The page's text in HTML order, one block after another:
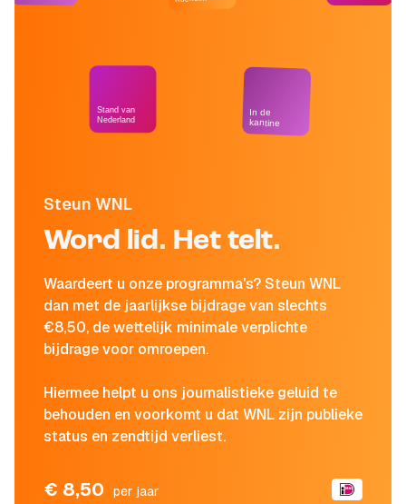
Steun WNL
Word lid. Het telt.
Waardeert u onze programma's? Steun WNL
dan met de jaarlijkse bijdrage van slechts
€8,50, de wettelijk minimale verplichte
bijdrage voor omroepen.
Hiermee helpt u ons journalistieke geluid te
behouden en voorkomt u dat WNL zijn publieke
status en zendtijd verliest.
€ 8,50 per jaar
Stand van
Nederland
In de
kantine